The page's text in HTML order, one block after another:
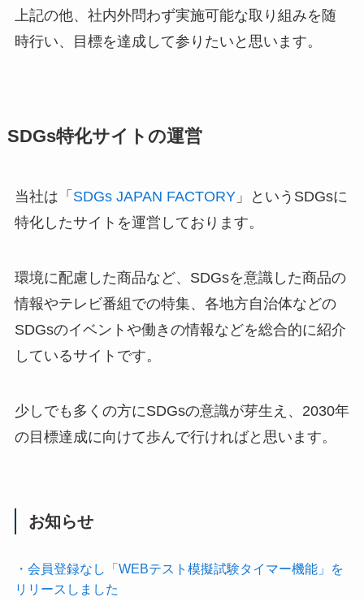
上記の他、社内外問わず実施可能な取り組みを随
時行い、目標を達成して参りたいと思います。
SDGs特化サイトの運営
当社は「 SDGs JAPAN FACTORY」というSDGsに
特化したサイトを運営しております。
環境に配慮した商品など、SDGsを意識した商品の
情報やテレビ番組での特集、各地方自治体などの
SDGsのイベントや働きの情報などを総合的に紹介
しているサイトです。
少しでも多くの方にSDGsの意識が芽生え、2030年
の目標達成に向けて歩んで行ければと思います。
お知らせ
・会員登録なし「WEBテスト模擬試験タイマー機能」を
リリースしました